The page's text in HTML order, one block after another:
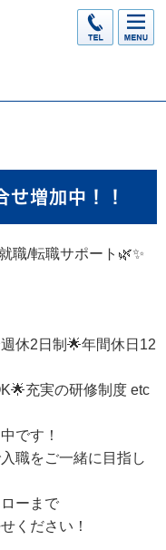
せ増加中！！
職/転職サポート🌿✨
休2日制🌟年間休日12
充実の研修制度 etc
です！
職をご一緒に目指し
ーまで
ください！